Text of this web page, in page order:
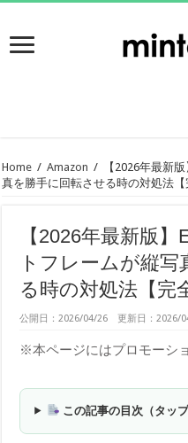
Home / Amazon /
【2026年最新
真を勝手に回転させる時の対処法【
【2026年最新版
トフレームが縦
る時の対処法【完
公開日：2026/04/26 更新日：2026/
※本ページにはプロモーシ
この記事の目次（タップ